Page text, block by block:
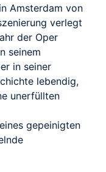
Amsterdam von
verlegt
der Oper
seinem
in seiner
lebendig,
unerfüllten
gepeinigten